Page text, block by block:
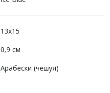
13x15
0,9 см
Арабески (чешуя)